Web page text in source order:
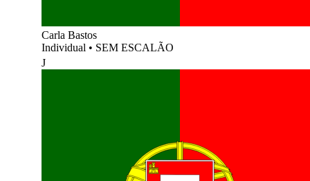
Carla Bastos
Individual • SEM ESCALÃO
J